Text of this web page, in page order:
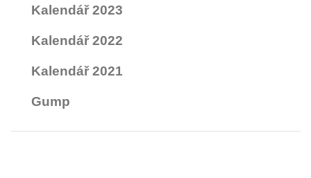
Kalendář 2023
Kalendář 2022
Kalendář 2021
Gump